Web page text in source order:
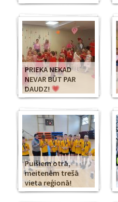
PRIEKA NEKAD
NEVAR BŪT PAR
DAUDZ!
Puišiem otrā,
meitenēm trešā
vieta reģionā!